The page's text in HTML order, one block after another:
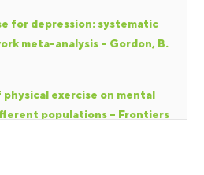
for depression: systematic
meta-analysis – Gordon, B.
exercise on mental
populations – Frontiers